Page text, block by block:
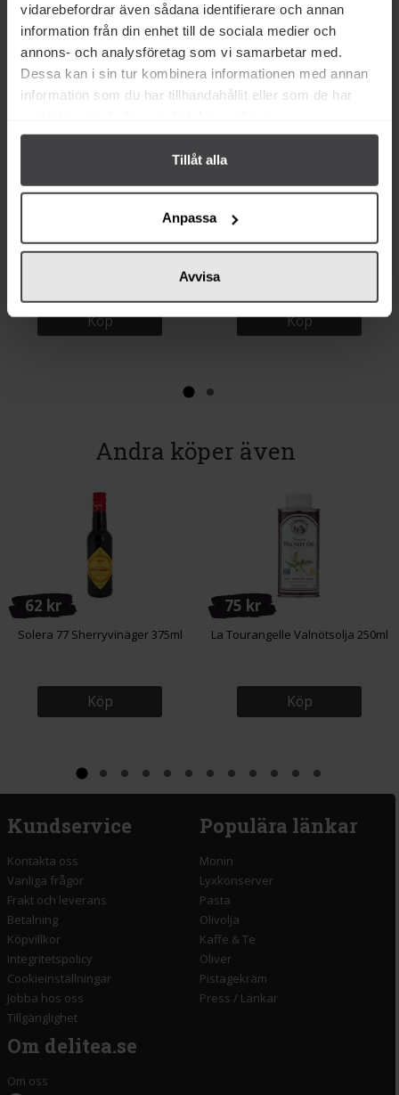
vidarebefordrar även sådana identifierare och annan
information från din enhet till de sociala medier och
annons- och analysföretag som vi samarbetar med.
Dessa kan i sin tur kombinera informationen med annan
information som du har tillhandahållit eller som de har
Tillåt alla
Anpassa
Avvisa
Från samma varumärke
Clovis Dragonvinäger 250ml
Köp
65 kr
Clovis Vitvinsvinäger med Örter
Köp
Andra köper även
62 kr
Solera 77 Sherryvinäger 375ml
Köp
75 kr
La Tourangelle Valnötsolja 250ml
Köp
Kundservice
Kontakta oss
Vanliga frågor
Frakt och leverans
Betalning
Köpvillkor
Integritetspolicy
Cookieinställningar
Jobba hos oss
Tillgänglighet
Populära länkar
Monin
Lyxkonserver
Pasta
Olivolja
Kaffe & Te
Oliver
Pistagekräm
Press / Länkar
Om delitea.se
Om oss